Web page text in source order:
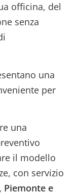
officina, del
senza
una
per
una
il modello
con servizio
Piemonte e